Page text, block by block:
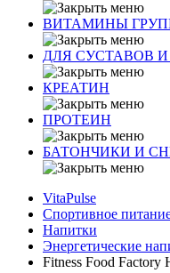
ВИТАМИНЫ
ДЛЯ СУСТАВОВ
КРЕАТИН
ПРОТЕИН
БАТОНЧИКИ И
VitaPulse
Спортивное
Напитки
Энергетические
Fitness Food Factory